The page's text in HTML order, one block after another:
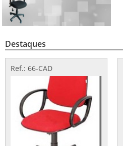
Destaques
Ref.: 66-CAD